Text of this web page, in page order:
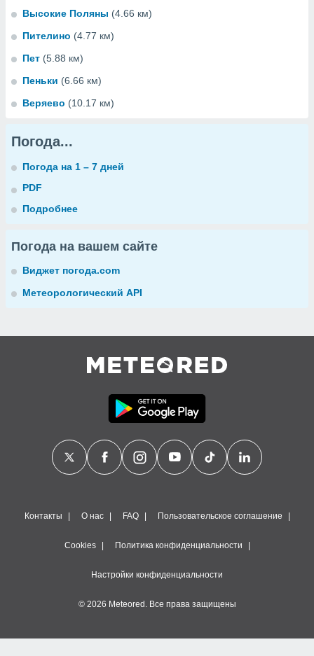
Высокие Поляны (4.66 км)
Пителино (4.77 км)
Пет (5.88 км)
Пеньки (6.66 км)
Веряево (10.17 км)
Погода...
Погода на 1 – 7 дней
PDF
Подробнее
Погода на вашем сайте
Виджет погода.com
Метеорологический API
Контакты О нас FAQ Пользовательское соглашение
Cookies Политика конфиденциальности
Настройки конфиденциальности
© 2026 Meteored. Все права защищены